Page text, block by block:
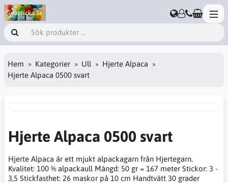
Hem Kategorier Ull
Hjerte Alpaca
Hjerte Alpaca 0500 svart
Hjerte Alpaca 0500 svart
Hjerte Alpaca är ett mjukt alpackagarn från Hjertegarn.
Kvalitet: 100 % alpackaull Mängd: 50 gr = 167 meter Stickor: 3 -
3,5 Stickfasthet: 26 maskor på 10 cm Handtvätt 30 grader